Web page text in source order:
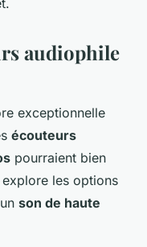
audiophile
exceptionnelle
écouteurs
pourraient bien
les options
son de haute